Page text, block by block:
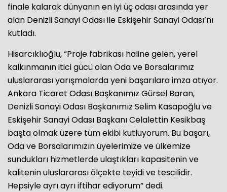
finale kalarak dünyanın en iyi üç odası arasında yer
alan Denizli Sanayi Odası ile Eskişehir Sanayi Odası’nı
kutladı.​
Hisarcıklıoğlu, “Proje fabrikası haline gelen, yerel
kalkınmanın itici gücü olan Oda ve Borsalarımız
uluslararası yarışmalarda yeni başarılara imza atıyor.
Ankara Ticaret Odası Başkanımız Gürsel Baran,
Denizli Sanayi Odası Başkanımız Selim Kasapoğlu ve
Eskişehir Sanayi Odası Başkanı Celalettin Kesikbaş
başta olmak üzere tüm ekibi kutluyorum. Bu başarı,
Oda ve Borsalarımızın üyelerimize ve ülkemize
sundukları hizmetlerde ulaştıkları kapasitenin ve
kalitenin uluslararası ölçekte teyidi ve tescilidir.
Hepsiyle ayrı ayrı iftihar ediyorum” dedi.